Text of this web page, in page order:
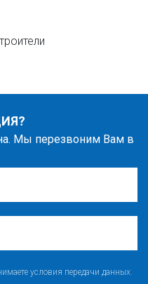
Мы перезвоним Вам в
условия передачи данных.